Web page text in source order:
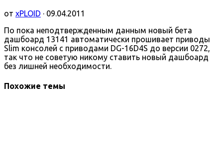
от xPLOID · 09.04.2011
По пока неподтвержденным данным новый бета
дашбоард 13141 автоматически прошивает приводы
Slim консолей с приводами DG-16D4S до версии 0272,
так что не советую никому ставить новый дашбоард
без лишней необходимости.
Похожие темы